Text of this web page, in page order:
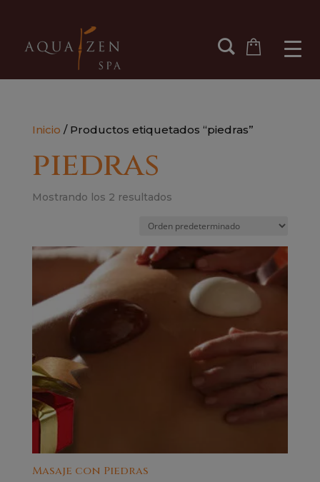
Inicio / Productos etiquetados “piedras”
piedras
Mostrando los 2 resultados
Masaje con Piedras